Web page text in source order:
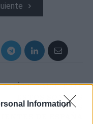
Information
ARTÍCULO SIGUIENTE
ESTOS SON LOS
MEJORES BELENES